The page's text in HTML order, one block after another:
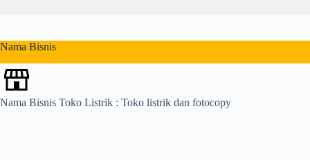
t
s
Nama Bisnis
Nama Bisnis Toko Listrik : Toko listrik dan fotocopy